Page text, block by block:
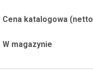
Cena katalogowa
W magazynie